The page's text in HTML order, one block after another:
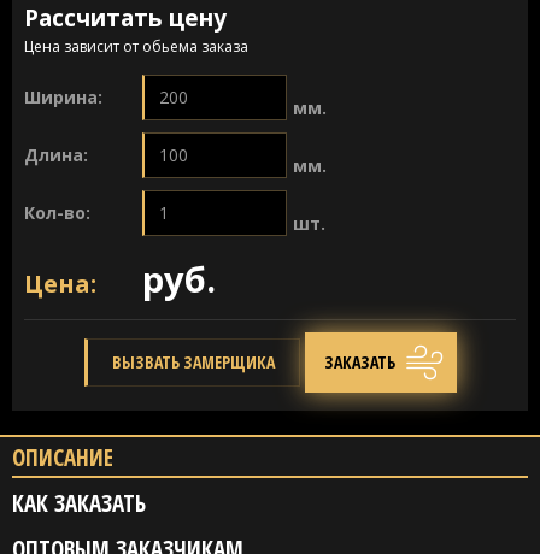
Рассчитать цену
Цена зависит от обьема заказа
Ширина: мм.
Длина: мм.
Кол-во: шт.
Цена: руб.
ВЫЗВАТЬ ЗАМЕРЩИКА ЗАКАЗАТЬ
ОПИСАНИЕ
КАК ЗАКАЗАТЬ